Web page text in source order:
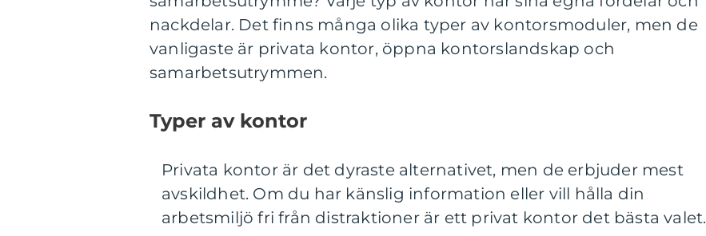
nackdelar. Det finns många olika typer av kontorsmoduler, men de
vanligaste är privata kontor, öppna kontorslandskap och
samarbetsutrymmen.
Typer av kontor
Privata kontor är det dyraste alternativet, men de erbjuder mest
avskildhet. Om du har känslig information eller vill hålla din
arbetsmiljö fri från distraktioner är ett privat kontor det bästa valet.